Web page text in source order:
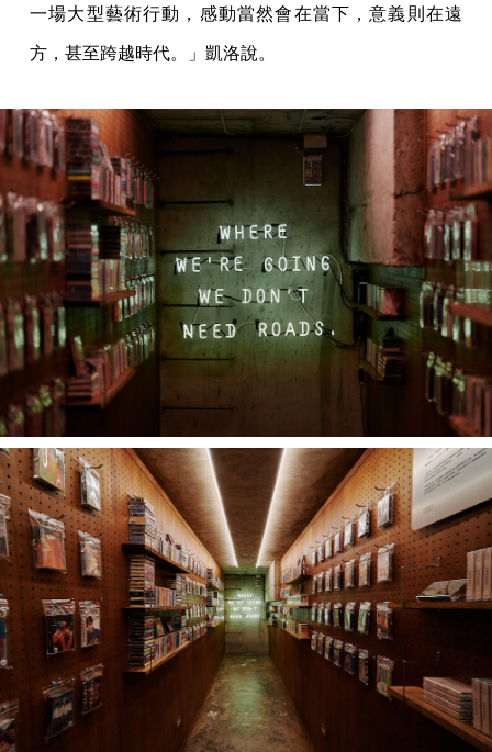
一場大型藝術行動，感動當然會在當下，意義則在遠
方，甚至跨越時代。」凱洛說。